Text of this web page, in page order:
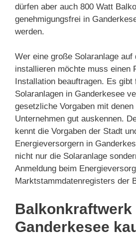
dürfen aber auch 800 Watt
genehmigungsfrei in
werden.
Wer eine große Solaranlage auf
installieren möchte muss einen
Installation beauftragen. Es gibt
Solaranlagen in Ganderkesee
gesetzliche Vorgaben mit
Unternehmen gut auskennen.
kennt die Vorgaben der Stadt
Energieversorgern in
nicht nur die Solaranlage
Anmeldung beim
Marktstammdatenregisters der
Balkonkraftwerk
Ganderkesee